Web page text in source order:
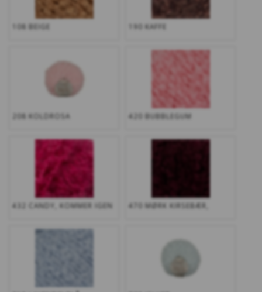
108 BEIGE 190 KAFFE
208 KOLDROSA 420 BUBBLEGUM
432 CANDY, KOMMER IGEN 470 MØRK KIRSEBÆR,